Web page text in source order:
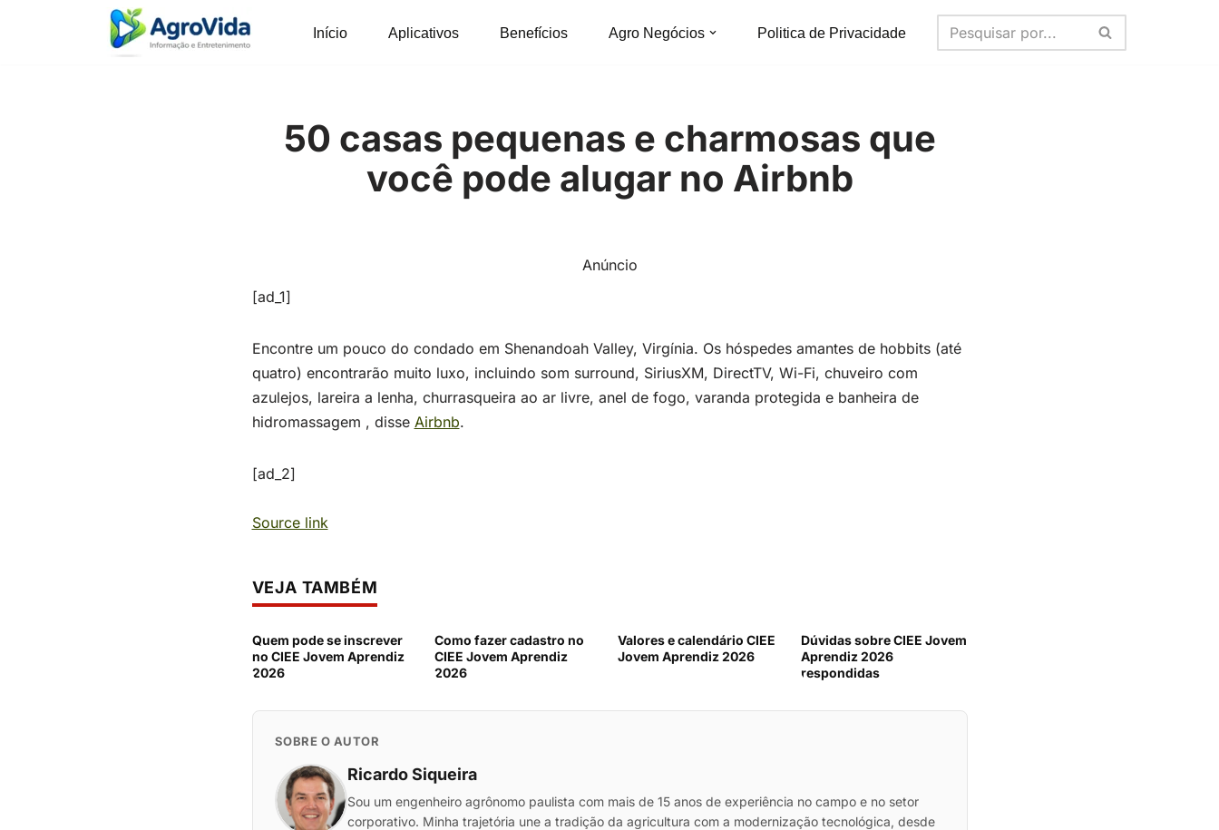
Início Aplicativos Benefícios Agro Negócios Politica de Privacidade
50 casas pequenas e charmosas que
você pode alugar no Airbnb
Anúncio
[ad_1]
Encontre um pouco do condado em Shenandoah Valley, Virgínia. Os hóspedes amantes de hobbits (até
quatro) encontrarão muito luxo, incluindo som surround, SiriusXM, DirectTV, Wi-Fi, chuveiro com
azulejos, lareira a lenha, churrasqueira ao ar livre, anel de fogo, varanda protegida e banheira de
hidromassagem , disse Airbnb.
[ad_2]
Source link
VEJA TAMBÉM
Quem pode se inscrever
no CIEE Jovem Aprendiz
2026
Como fazer cadastro no
CIEE Jovem Aprendiz
2026
Valores e calendário CIEE
Jovem Aprendiz 2026
Dúvidas sobre CIEE Jovem
Aprendiz 2026
respondidas
SOBRE O AUTOR
Ricardo Siqueira
Sou um engenheiro agrônomo paulista com mais de 15 anos de experiência no campo e no setor
corporativo. Minha trajetória une a tradição da agricultura com a modernização tecnológica, desde